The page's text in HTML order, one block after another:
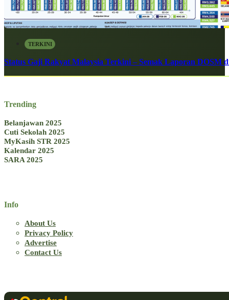
TERKINI
Status Gaji Rakyat Malaysia Terkini – Semak Laporan DOSM
Trending
Belanjawan 2025
Cuti Sekolah 2025
MyKasih STR 2025
Kalendar 2025
SARA 2025
Info
About Us
Privacy Policy
Advertise
Contact Us